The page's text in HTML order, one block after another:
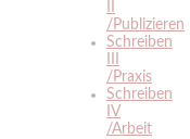
/Publizieren
Schreiben
/Praxis
Schreiben
IV
/Arbeit